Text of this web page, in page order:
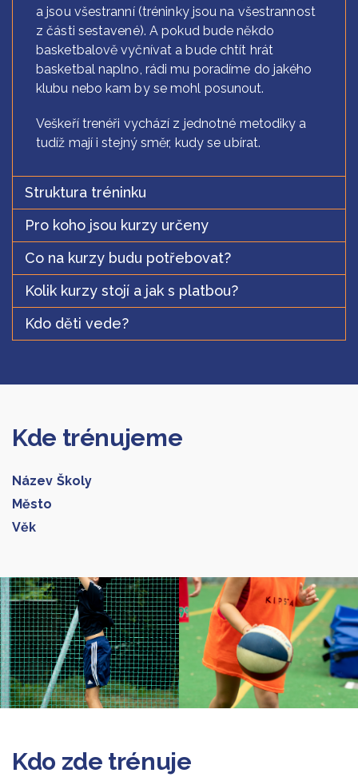
a jsou všestranní (tréninky jsou na všestrannost
z části sestavené). A pokud bude někdo
basketbalově vyčnívat a bude chtít hrát
basketbal naplno, rádi mu poradíme do jakého
klubu nebo kam by se mohl posunout.
Veškeří trenéři vychází z jednotné metodiky a
tudíž mají i stejný směr, kudy se ubírat.
Struktura tréninku
Pro koho jsou kurzy určeny
Co na kurzy budu potřebovat?
Kolik kurzy stojí a jak s platbou?
Kdo děti vede?
Kde trénujeme
Název Školy
Město
Věk
Galerie 1
Kdo zde trénuje